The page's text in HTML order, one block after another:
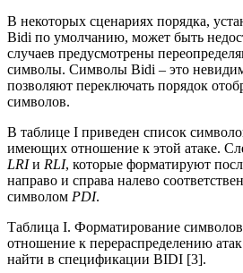
В некоторых сценариях порядка,
Bidi по умолчанию, может быть
случаев предусмотрены
символы. Символы Bidi – это
позволяют переключать порядок
символов.
В таблице I приведен список
имеющих отношение к этой атаке.
LRIи RLI, которые форматируют
направо и справа налево
символом PDI.
Таблица I. Форматирование
отношение к перераспределению
найти в спецификации BIDI [3].